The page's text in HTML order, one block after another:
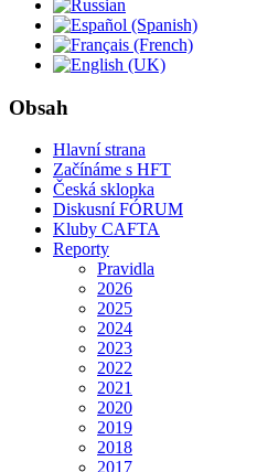
Obsah
Hlavní strana
Začínáme s HFT
Česká sklopka
Diskusní FÓRUM
Kluby CAFTA
Reporty
Pravidla
2026
2025
2024
2023
2022
2021
2020
2019
2018
2017